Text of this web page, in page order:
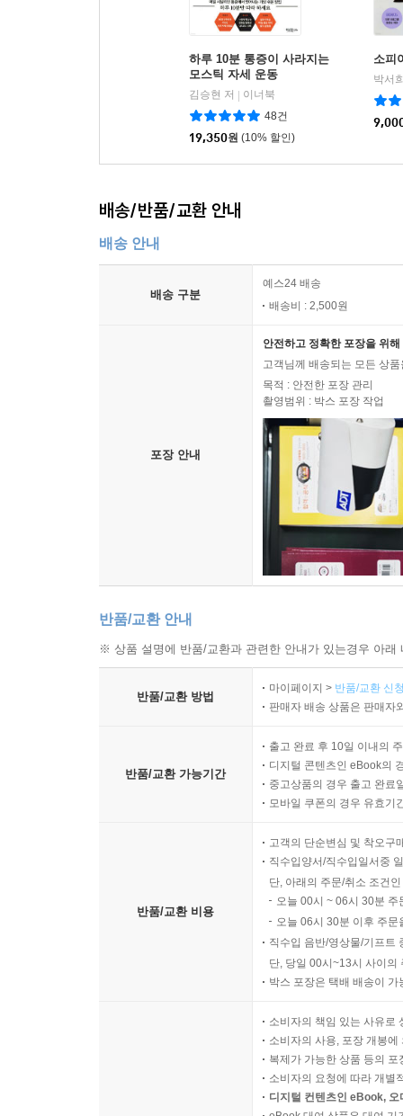
하루 10분 통증이 사라지는
모스틱 자세 운동
김승현 저
이너북
48건
19,350원 (10% 할인)
소피
박서
배송/반품/교환 안내
배송 안내
배송 구분
예스24 배송
배송비 : 2,500원
포장 안내
안전하고 정확한 포장을 위
고객님께 배송되는 모든 상
목적 : 안전한 포장 관리
촬영범위 : 박스 포장 작업
반품/교환 안내
※ 상품 설명에 반품/교환과 관련한 안내가 있는경우 아
반품/교환 방법
마이페이지 > 반품/교환 신
판매자 배송 상품은 판매자
반품/교환 가능기간
출고 완료 후 10일 이내의
디지털 콘텐츠인 eBook의
중고상품의 경우 출고 완료
모바일 쿠폰의 경우 유효기
반품/교환 비용
고객의 단순변심 및 착오구
직수입양서/직수입일서중
단, 아래의 주문/취소 조건
오늘 00시 ~ 06시 30분
오늘 06시 30분 이후 주
직수입 음반/영상물/기프트
단, 당일 00시~13시 사이의
박스 포장은 택배 배송이
소비자의 책임 있는 사유로
소비자의 사용, 포장 개봉
복제가 가능한 상품 등의
소비자의 요청에 따라 개별
디지털 컨텐츠인 eBook,